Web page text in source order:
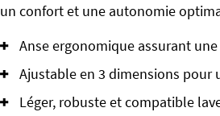
un confort et une autonomie
Anse ergonomique assurant
Ajustable en 3 dimensions pour
Léger, robuste et compatible